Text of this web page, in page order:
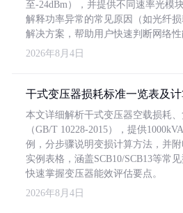
至-24dBm），并提供不同速率光模
解释功率异常的常见原因（如光纤
解决方案，帮助用户快速判断网络性
2026年8月4日
干式变压器损耗标准一览表及
本文详细解析干式变压器空载损耗
（GB/T 10228-2015），提供
例，分步骤说明变损计算方法，并
实例表格，涵盖SCB10/SCB13等常
快速掌握变压器能效评估要点。
2026年8月4日